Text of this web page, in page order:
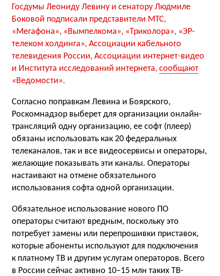
Госдумы Леониду Левину и сенатору Людмиле
Боковой подписали представители МТС,
«Мегафона», «Вымпелкома», «Триколора», «ЭР-
телеком холдинга», Ассоциации кабельного
телевидения России, Ассоциации интернет-видео
и Института исследований интернета, сообщают
«Ведомости».
Согласно поправкам Левина и Боярского,
Роскомнадзор выберет для организации онлайн-
трансляций одну организацию, ее софт (плеер)
обязаны использовать как 20 федеральных
телеканалов, так и все видеосервисы и операторы,
желающие показывать эти каналы. Операторы
настаивают на отмене обязательного
использования софта одной организации.
Обязательное использование нового ПО
операторы считают вредным, поскольку это
потребует замены или перепрошивки приставок,
которые абоненты используют для подключения
к платному ТВ и другим услугам операторов. Всего
в России сейчас активно 10−15 млн таких ТВ-